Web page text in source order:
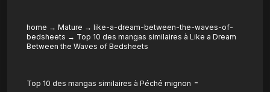
home → Mature → like-a-dream-between-the-waves-of-
bedsheets → Top 10 des mangas similaires à Like a Dream
Between the Waves of Bedsheets
Top 10 des mangas similaires à Péché mignon -